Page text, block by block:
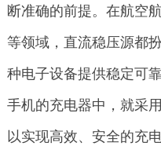
断准确的前提。在航空
等领域，直流稳压源都
种电子设备提供稳定可
手机的充电器中，就采
以实现高效、安全的充电